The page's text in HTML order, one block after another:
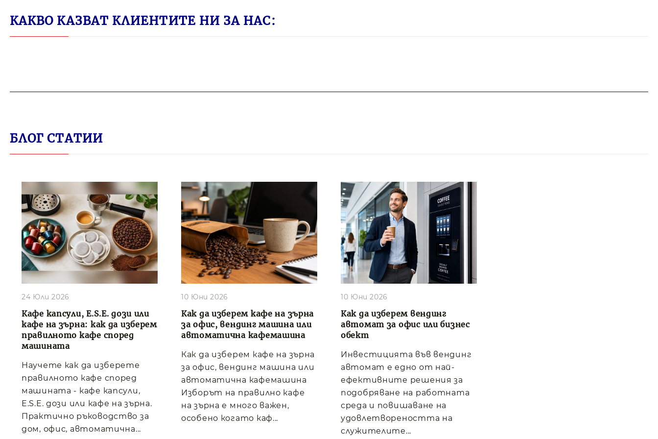
КАКВО КАЗВАТ КЛИЕНТИТЕ НИ ЗА НАС:
БЛОГ СТАТИИ
Кафе капсули, E.S.E. дози или
кафе на зърна: как да изберем
правилното кафе според
машината
24 Юли 2026
Научете как да изберете
правилното кафе според
машината - кафе капсули,
E.S.E. дози или кафе на зърна.
Практично ръководство за
дом, офис, автоматична...
Как да изберем кафе на зърна
за офис, вендинг машина или
автоматична кафемашина
10 Юни 2026
Как да изберем кафе на зърна
за офис, вендинг машина или
автоматична кафемашина
Изборът на правилно кафе
на зърна е много важен,
особено когато каф...
Как да изберем вендинг
автомат за офис или бизнес
обект
10 Юни 2026
Инвестицията във вендинг
автомат е едно от най-
ефективните решения за
подобряване на работната
среда и повишаване на
удовлетвореността на
служителите...